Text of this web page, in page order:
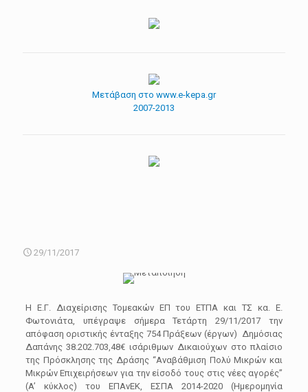
29/11/2017
Η Ε.Γ. Διαχείρισης Τομεακών ΕΠ του ΕΤΠΑ και ΤΣ κα. Ε.
Φωτονιάτα, υπέγραψε σήμερα Τετάρτη 29/11/2017 την
απόφαση οριστικής ένταξης 754 Πράξεων (έργων) Δημόσιας
Δαπάνης 38.202.703,48€ ισάριθμων Δικαιούχων στο πλαίσιο
της Πρόσκλησης της Δράσης “Αναβάθμιση Πολύ Μικρών και
Μικρών Επιχειρήσεων για την είσοδό τους στις νέες αγορές”
(A’ κύκλος) του ΕΠΑνΕΚ, ΕΣΠΑ 2014-2020 (Ημερομηνία
Μετάβαση στο www.e-kepa.gr
2007-2013